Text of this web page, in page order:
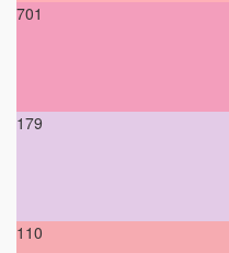
701
179
110